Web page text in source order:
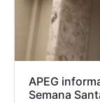
APEG
Semana